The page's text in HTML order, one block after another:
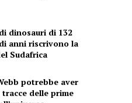
dinosauri di 132
anni riscrivono la
Sudafrica
potrebbe aver
delle prime